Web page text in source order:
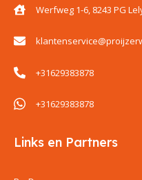
Werfweg 1-6, 8243 PG
+31629383878
+31629383878
Links en Partners